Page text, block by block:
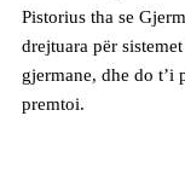
Pistorius tha se
drejtuara për
gjermane, dhe do t’i
premtoi.